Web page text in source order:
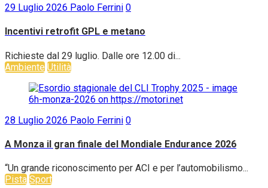
29 Luglio 2026 Paolo Ferrini 0
Incentivi retrofit GPL e metano
Richieste dal 29 luglio. Dalle ore 12.00 di...
Ambiente Utilità
28 Luglio 2026 Paolo Ferrini 0
A Monza il gran finale del Mondiale Endurance 2026
“Un grande riconoscimento per ACI e per l’automobilismo...
Pista Sport